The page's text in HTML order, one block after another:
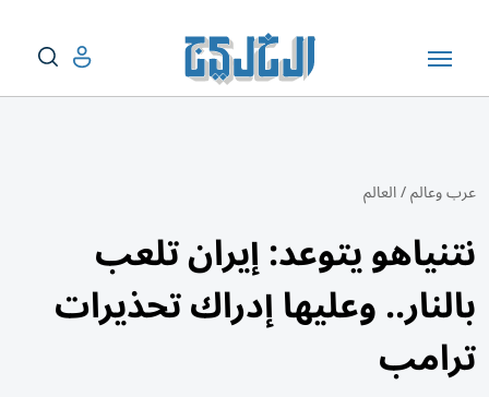
عرب وعالم/العالم
نتنياهو يتوعد: إيران تلعب
بالنار.. وعليها إدراك تحذيرات
ترامب